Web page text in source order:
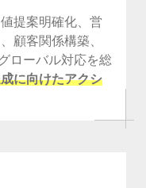
提案明確化、営
顧客関係構築、
ローバル対応を総
に向けたアクシ